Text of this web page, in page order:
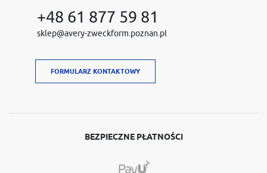
+48 61 877 59 81
sklep@avery-zweckform.poznan.pl
FORMULARZ KONTAKTOWY
BEZPIECZNE PŁATNOŚCI